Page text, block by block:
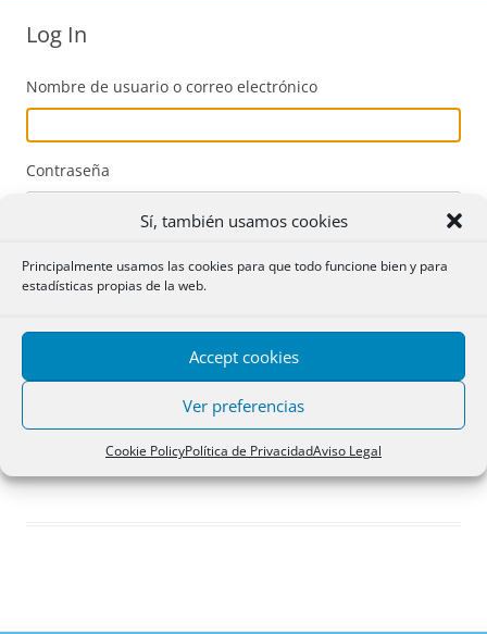
Sí, también usamos cookies
Principalmente usamos las cookies para que todo funcione bien y para
estadísticas propias de la web.
Accept cookies
Ver preferencias
Cookie PolicyPolítica de PrivacidadAviso Legal
Log In
Nombre de usuario o correo electrónico
Contraseña
Acceder
Registro
¿Has olvidado tu contraseña?